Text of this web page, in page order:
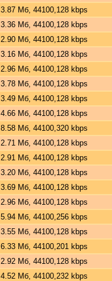
3.87 Мб, 44100,128 kbps
3.36 Мб, 44100,128 kbps
2.90 Мб, 44100,128 kbps
3.16 Мб, 44100,128 kbps
2.96 Мб, 44100,128 kbps
3.78 Мб, 44100,128 kbps
3.49 Мб, 44100,128 kbps
4.66 Мб, 44100,128 kbps
8.58 Мб, 44100,320 kbps
2.71 Мб, 44100,128 kbps
2.91 Мб, 44100,128 kbps
3.20 Мб, 44100,128 kbps
3.69 Мб, 44100,128 kbps
2.96 Мб, 44100,128 kbps
5.94 Мб, 44100,256 kbps
3.55 Мб, 44100,128 kbps
6.33 Мб, 44100,201 kbps
2.92 Мб, 44100,128 kbps
4.52 Мб, 44100,232 kbps